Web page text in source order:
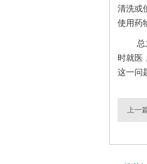
清洗或
使用药
时就医
这一问
上一